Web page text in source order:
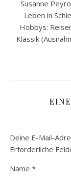
Susanne
Leben in
Hobbys:
Klassik
Deine E-Mail-
Erforderliche
Name *